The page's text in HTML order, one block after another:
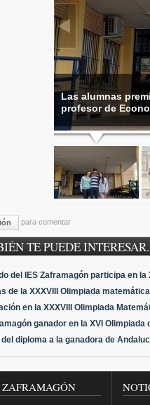
Las alumnas
profesor de
para comentar
TE PUEDE
del IES Zaframagón participa en
de la XXXVIII Olimpiada
en la XXXVIII Olimpiada
ganador en la XVI Olimpiada
del diploma a la ganadora de